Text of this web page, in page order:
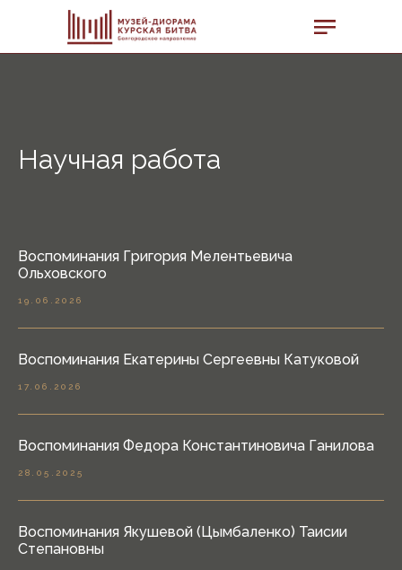
Научная работа
Воспоминания Григория Мелентьевича
Ольховского
19.06.2026
Воспоминания Екатерины Сергеевны Катуковой
17.06.2026
Воспоминания Федора Константиновича Ганилова
28.05.2025
Воспоминания Якушевой (Цымбаленко) Таисии
Степановны